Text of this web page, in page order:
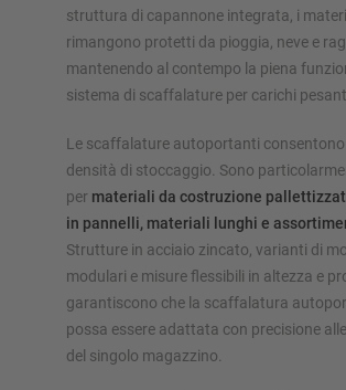
struttura di capannone integrata, i
rimangono protetti da pioggia, neve e
mantenendo al contempo la piena
sistema di scaffalature per carichi
Le scaffalature autoportanti consentono
densità di stoccaggio. Sono
per materiali da costruzione
in pannelli, materiali lunghi e
Strutture in acciaio zincato, varianti di
modulari e misure flessibili in altezza e
garantiscono che la scaffalatura
possa essere adattata con precisione
del singolo magazzino.